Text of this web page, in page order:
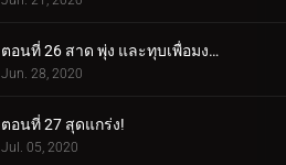
ตอนที่ 26 สาด พุ่ง และทุบเพื่อมงกุฎ! / การครองมงกุฎ!
Jun. 28, 2020
ตอนที่ 27 สุดแกร่ง!
Jul. 05, 2020